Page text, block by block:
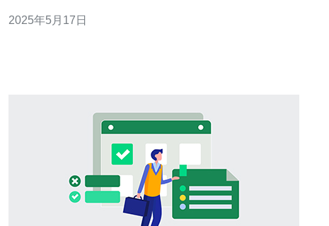
优惠机会！ 我们的香港CN2服务器价格优惠，让您可以以
2025年5月17日